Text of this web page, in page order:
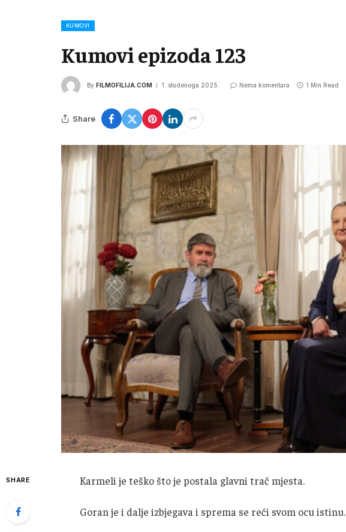
KUMOVI
Kumovi epizoda 123
By FILMOFILIJA.COM 1. studenoga 2025. Nema komentara 1 Min Read
Share
SHARE Karmeli je teško što je postala glavni trač mjesta.
Goran je i dalje izbjegava i sprema se reći svom ocu istinu.